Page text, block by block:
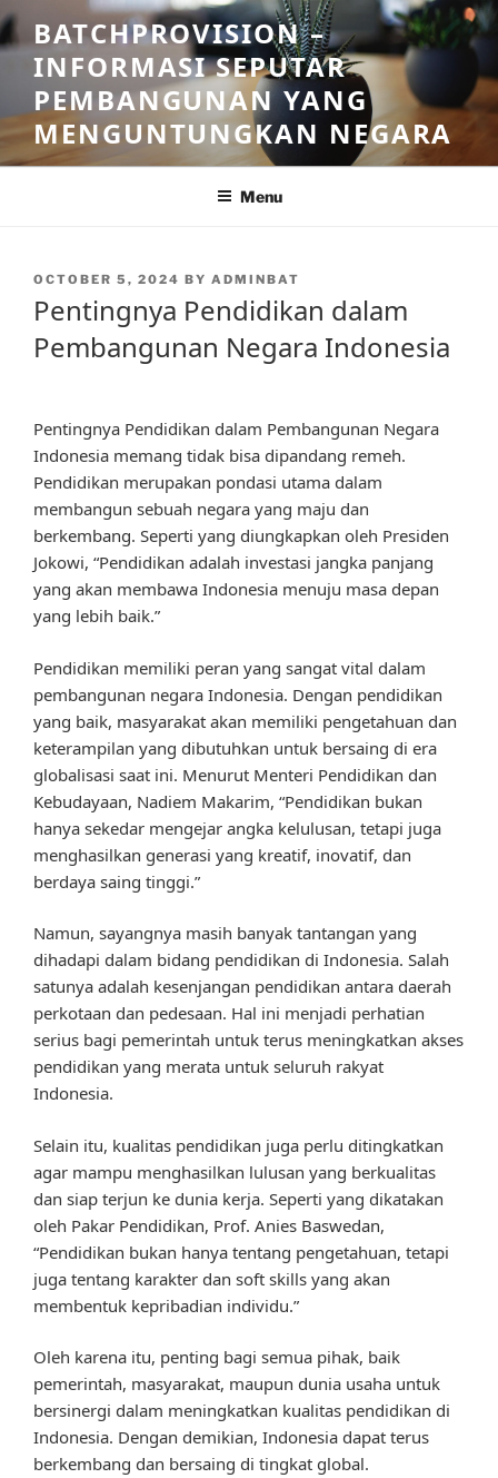
Skip
to
content
BATCHPROVISION –
INFORMASI SEPUTAR
PEMBANGUNAN YANG
MENGUNTUNGKAN NEGARA
Menu
POSTED
OCTOBER 5, 2024 BY ADMINBAT
Pentingnya Pendidikan dalam
Pembangunan Negara Indonesia
Pentingnya Pendidikan dalam Pembangunan Negara
Indonesia memang tidak bisa dipandang remeh.
Pendidikan merupakan pondasi utama dalam
membangun sebuah negara yang maju dan
berkembang. Seperti yang diungkapkan oleh Presiden
Jokowi, “Pendidikan adalah investasi jangka panjang
yang akan membawa Indonesia menuju masa depan
yang lebih baik.”
Pendidikan memiliki peran yang sangat vital dalam
pembangunan negara Indonesia. Dengan pendidikan
yang baik, masyarakat akan memiliki pengetahuan dan
keterampilan yang dibutuhkan untuk bersaing di era
globalisasi saat ini. Menurut Menteri Pendidikan dan
Kebudayaan, Nadiem Makarim, “Pendidikan bukan
hanya sekedar mengejar angka kelulusan, tetapi juga
menghasilkan generasi yang kreatif, inovatif, dan
berdaya saing tinggi.”
Namun, sayangnya masih banyak tantangan yang
dihadapi dalam bidang pendidikan di Indonesia. Salah
satunya adalah kesenjangan pendidikan antara daerah
perkotaan dan pedesaan. Hal ini menjadi perhatian
serius bagi pemerintah untuk terus meningkatkan akses
pendidikan yang merata untuk seluruh rakyat
Indonesia.
Selain itu, kualitas pendidikan juga perlu ditingkatkan
agar mampu menghasilkan lulusan yang berkualitas
dan siap terjun ke dunia kerja. Seperti yang dikatakan
oleh Pakar Pendidikan, Prof. Anies Baswedan,
“Pendidikan bukan hanya tentang pengetahuan, tetapi
juga tentang karakter dan soft skills yang akan
membentuk kepribadian individu.”
Oleh karena itu, penting bagi semua pihak, baik
pemerintah, masyarakat, maupun dunia usaha untuk
bersinergi dalam meningkatkan kualitas pendidikan di
Indonesia. Dengan demikian, Indonesia dapat terus
berkembang dan bersaing di tingkat global.